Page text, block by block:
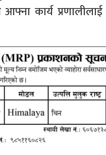
आफ्ना कार्य